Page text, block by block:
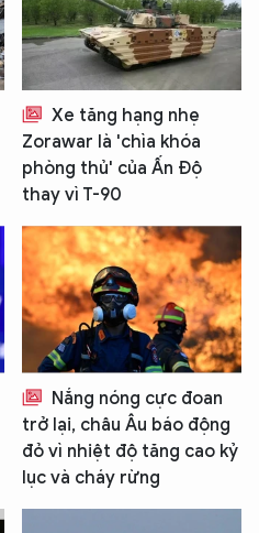
Xe tăng hạng nhẹ
Zorawar là 'chìa khóa
phòng thủ' của Ấn Độ
thay vì T-90
Nắng nóng cực đoan
trở lại, châu Âu báo động
đỏ vì nhiệt độ tăng cao kỷ
lục và cháy rừng